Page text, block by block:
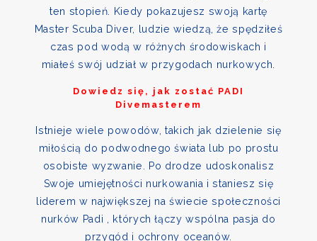
ten stopień. Kiedy pokazujesz swoją kartę
Master Scuba Diver, ludzie wiedzą, że spędziłeś
czas pod wodą w różnych środowiskach i
miałeś swój udział w przygodach nurkowych.
Dowiedz się, jak zostać PADI
Divemasterem
Istnieje wiele powodów, takich jak dzielenie się
miłością do podwodnego świata lub po prostu
osobiste wyzwanie. Po drodze udoskonalisz
Swoje umiejętności nurkowania i staniesz się
liderem w największej na świecie społeczności
nurków Padi , których łączy wspólna pasja do
przygód i ochrony oceanów.